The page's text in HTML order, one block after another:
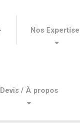
Nos
Devis / À propos